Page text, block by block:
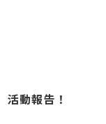
動報告！